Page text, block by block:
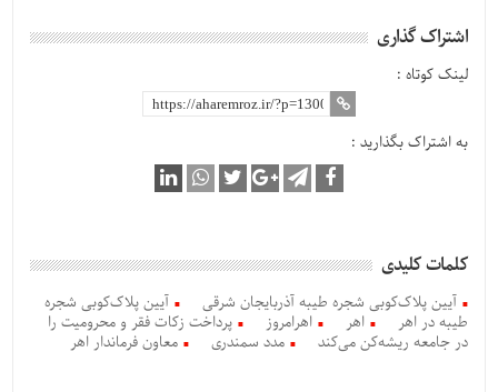
اشتراک گذاری
لینک کوتاه :
به اشتراک بگذارید :
کلمات کلیدی
آیین پلاک‌کوبی شجره طیبه آذربایجان شرقی
آیین پلاک‌کوبی شجره
طیبه در اهر
اهر اهرامروز
پرداخت زکات فقر و محرومیت را
در جامعه ریشه‌کن می‌کند
مدد سمندری معاون فرماندار اهر